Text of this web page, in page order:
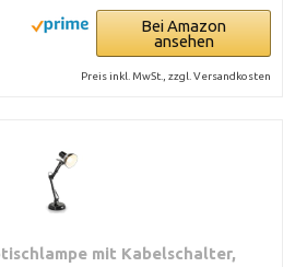
Bei Amazon
ansehen
Preis inkl. MwSt., zzgl. Versandkosten
mit Kabelschalter,